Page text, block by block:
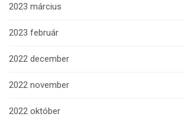
2023 március
2023 február
2022 december
2022 november
2022 október